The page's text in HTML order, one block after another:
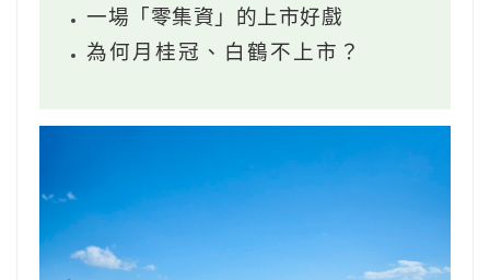
一場「零集資」的上市好戲
為何月桂冠、白鶴不上市？